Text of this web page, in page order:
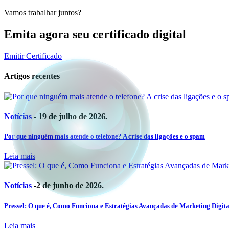
Vamos trabalhar juntos?
Emita agora seu certificado digital
Emitir Certificado
Artigos recentes
Notícias - 19 de julho de 2026.
Por que ninguém mais atende o telefone? A crise das ligações e o spam
Leia mais
Notícias -2 de junho de 2026.
Pressel: O que é, Como Funciona e Estratégias Avançadas de Marketing
Leia mais